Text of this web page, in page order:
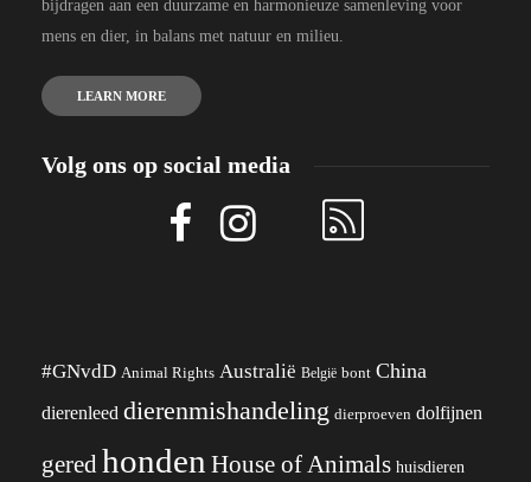
bijdragen aan een duurzame en harmonieuze samenleving voor
mens en dier, in balans met natuur en milieu.
LEARN MORE
Volg ons op social media
#GNvdD Animal Rights Australië België bont China
dierenleed dierenmishandeling dierproeven dolfijnen
geredhonden House of Animals huisdieren